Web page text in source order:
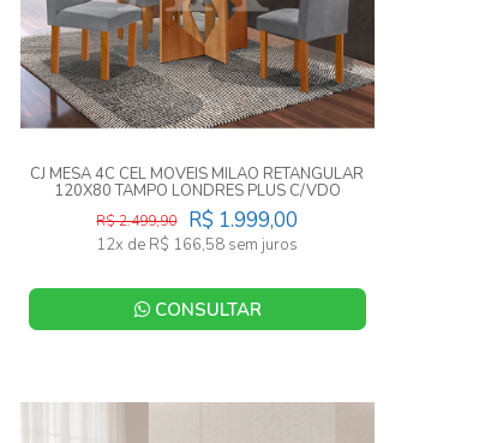
CJ MESA 4C CEL MOVEIS MILAO RETANGULAR
120X80 TAMPO LONDRES PLUS C/VDO
CAD.LONDRES TEC 171 CINAMOMO
R$ 1.999,00
R$ 2.499,90
12x de R$ 166,58 sem juros
CONSULTAR